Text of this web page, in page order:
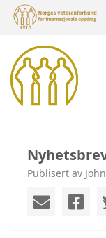
Publisert av